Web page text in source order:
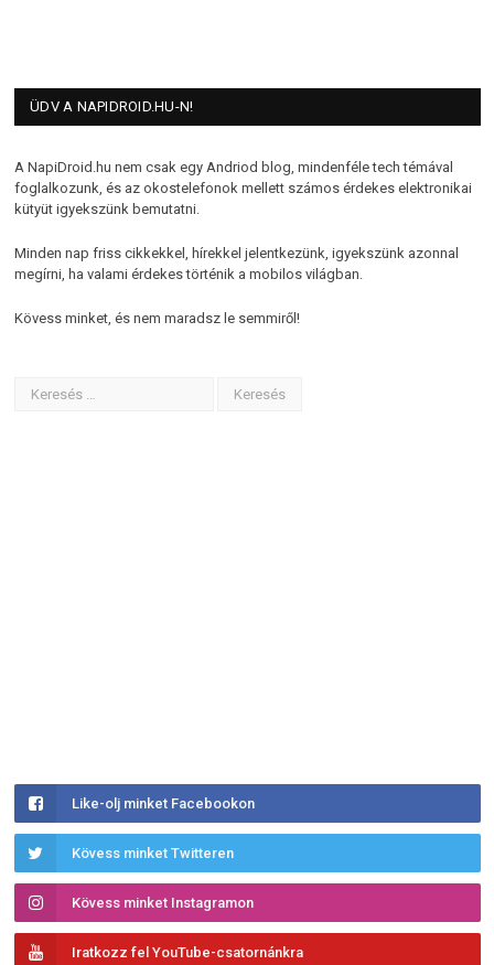
ÜDV A NAPIDROID.HU-N!
A NapiDroid.hu nem csak egy Andriod blog, mindenféle tech témával
foglalkozunk, és az okostelefonok mellett számos érdekes elektronikai
kütyüt igyekszünk bemutatni.
Minden nap friss cikkekkel, hírekkel jelentkezünk, igyekszünk azonnal
megírni, ha valami érdekes történik a mobilos világban.
Kövess minket, és nem maradsz le semmiről!
Like-olj minket Facebookon
Kövess minket Twitteren
Kövess minket Instagramon
Iratkozz fel YouTube-csatornánkra